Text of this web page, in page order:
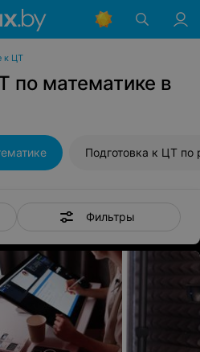
к ЦТ
по математике в
Фильтры